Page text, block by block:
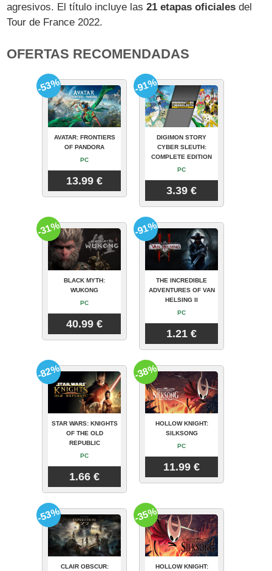
agresivos. El título incluye las21 etapas oficiales del
Tour de France 2022.
OFERTAS RECOMENDADAS
AVATAR: FRONTIERS
OF PANDORA
PC
13.99 €
-53%
DIGIMON STORY
CYBER SLEUTH:
COMPLETE EDITION
PC
3.39 €
-91%
BLACK MYTH:
WUKONG
PC
40.99 €
-31%
THE INCREDIBLE
ADVENTURES OF VAN
HELSING II
PC
1.21 €
-91%
STAR WARS: KNIGHTS
OF THE OLD
REPUBLIC
PC
1.66 €
-82%
HOLLOW KNIGHT:
SILKSONG
PC
11.99 €
-38%
CLAIR OBSCUR:
-53%
HOLLOW KNIGHT:
-35%